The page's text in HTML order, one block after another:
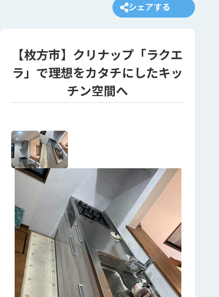
シェアする
【枚方市】クリナップ「ラクエ
ラ」で理想をカタチにしたキッ
チン空間へ